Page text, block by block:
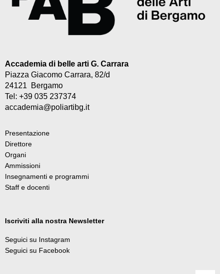
Accademia di belle arti G. Carrara
Piazza Giacomo Carrara, 82/d
24121 Bergamo
Tel: +39 035 237374
accademia@poliartibg.it
Presentazione
Direttore
Organi
Ammissioni
Insegnamenti e programmi
Staff e docenti
Iscriviti alla nostra Newsletter
Seguici su Instagram
Seguici su Facebook